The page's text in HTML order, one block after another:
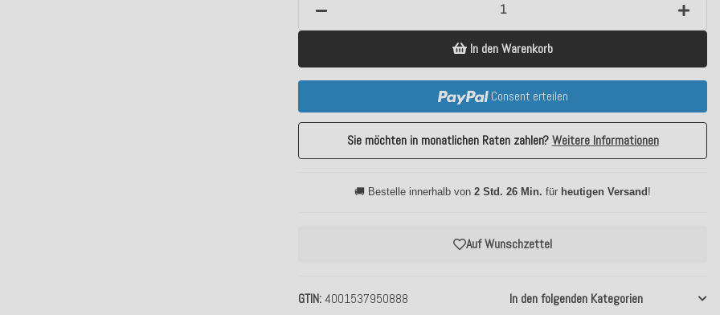
GTIN 4001537950888 In den folgenden Kategorien
Auf Wunschzettel
In den Warenkorb
Consent erteilen
Sie möchten in monatlichen Raten zahlen?Weitere Informationen
🚚 Bestelle innerhalb von2 Std. 26 Min. für heutigen Versand !